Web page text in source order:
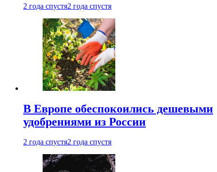
2 года спустя2 года спустя
В Европе обеспокоились дешевыми
удобрениями из России
2 года спустя2 года спустя